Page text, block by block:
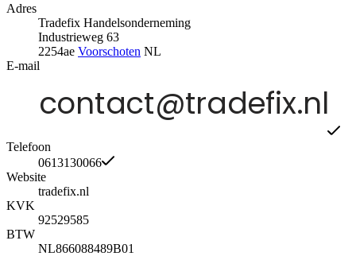
Adres
Tradefix Handelsonderneming
Industrieweg 63
2254ae Voorschoten NL
E-mail
Telefoon
0613130066
Website
tradefix.nl
KVK
92529585
BTW
NL866088489B01